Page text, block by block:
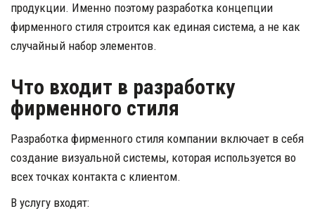
продукции. Именно поэтому разработка концепции
фирменного стиля строится как единая система, а не как
случайный набор элементов.
Что входит в разработку
фирменного стиля
Разработка фирменного стиля компании включает в себя
создание визуальной системы, которая используется во
всех точках контакта с клиентом.
В услугу входят: